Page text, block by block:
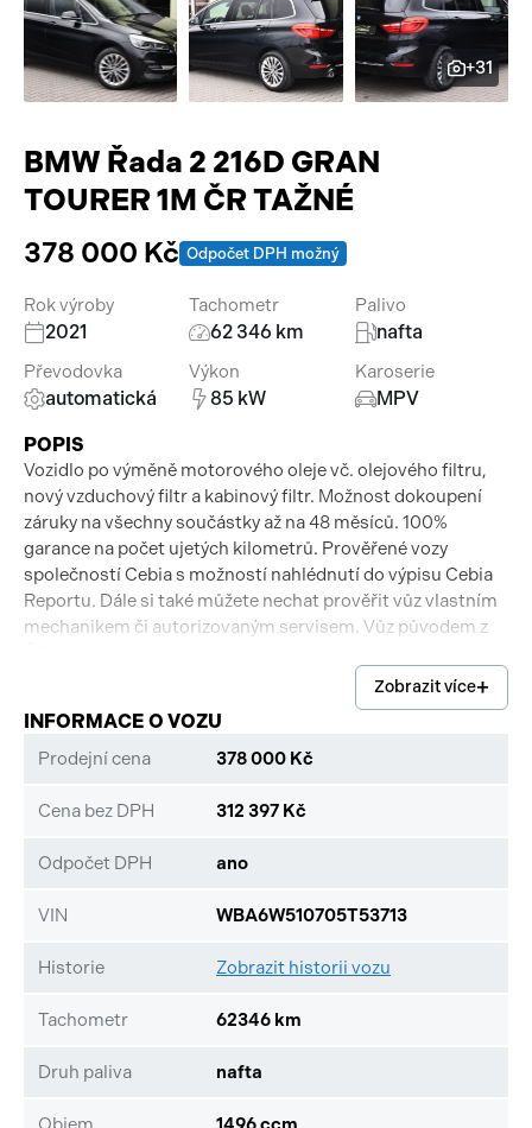
Pracovní stroje
Náhradní díly
Auto a život
Videa
+31
BMW Řada 2 216D GRAN
TOURER 1M ČR TAŽNÉ
378 000 Kč Odpočet DPH možný
Rok výroby
2021
Tachometr
62 346 km
Palivo
nafta
Převodovka
automatická
Výkon
85 kW
Karoserie
MPV
POPIS
Vozidlo po výměně motorového oleje vč. olejového filtru,
nový vzduchový filtr a kabinový filtr. Možnost dokoupení
záruky na všechny součástky až na 48 měsíců. 100%
garance na počet ujetých kilometrů. Prověřené vozy
společností Cebia s možností nahlédnutí do výpisu Cebia
Reportu. Dále si také můžete nechat prověřit vůz vlastním
mechanikem či autorizovaným servisem. Vůz původem z
servisu BMW. Výbava vozidla: ( Multifunkce pro volant,
Větší palivová nádrž, Zabezpečovací systém, Isofix-systém,
Automatická klimatizace, Parkovací zařízení (PDC),
Automatická klimatizace, Sport-kožený volant airbag, LED
smlouvy dle zákona 89/2.
Zobrazit více
INFORMACE O VOZU
Prodejní cena 378 000 Kč
Cena bez DPH 312 397 Kč
Odpočet DPH ano
VIN WBA6W510705T53713
Historie Zobrazit historii vozu
Tachometr 62346 km
Druh paliva nafta